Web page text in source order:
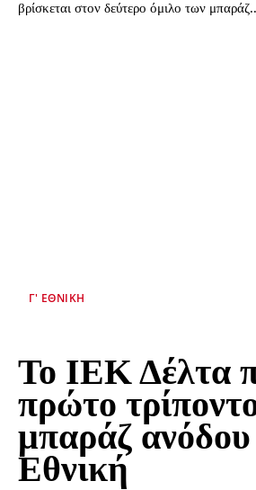
βρίσκεται στον δεύτερο όμιλο των
Γ' ΕΘΝΙΚΉ
Το ΙΕΚ Δέλτα
πρώτο
μπαράζ
Εθνική